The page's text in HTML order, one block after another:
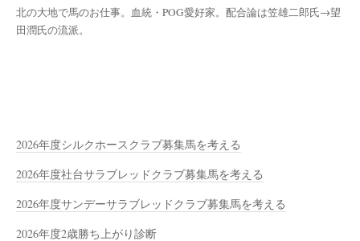
北の大地で馬のお仕事。血統・POG愛好家。配合論は笠雄二郎氏→望
田潤氏の流派。
2026年度シルクホースクラブ募集馬を考える
2026年度社台サラブレッドクラブ募集馬を考える
2026年度サンデーサラブレッドクラブ募集馬を考える
2026年度2歳勝ち上がり診断